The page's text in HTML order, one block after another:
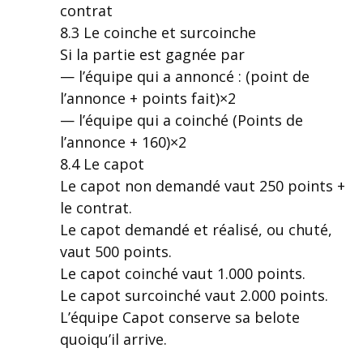
contrat
8.3 Le coinche et surcoinche
Si la partie est gagnée par
— l’équipe qui a annoncé : (point de
l’annonce + points fait)×2
— l’équipe qui a coinché (Points de
l’annonce + 160)×2
8.4 Le capot
Le capot non demandé vaut 250 points +
le contrat.
Le capot demandé et réalisé, ou chuté,
vaut 500 points.
Le capot coinché vaut 1.000 points.
Le capot surcoinché vaut 2.000 points.
L’équipe Capot conserve sa belote
quoiqu’il arrive.